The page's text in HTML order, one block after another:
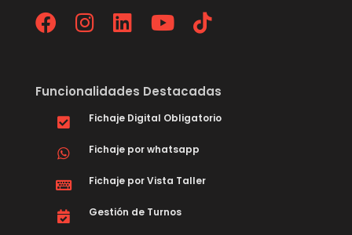
Funcionalidades Destacadas
Fichaje Digital Obligatorio
Fichaje por whatsapp
Fichaje por Vista Taller
Gestión de Turnos